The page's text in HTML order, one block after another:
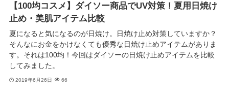
【100均コスメ】ダイソー商品でUV対策！夏用日焼け
止め・美肌アイテム比較
夏になると気になるのが日焼け。日焼け止め対策していますか？
そんなにお金をかけなくても優秀な日焼け止めアイテムがありま
す。それは100均！今回はダイソーの日焼け止めアイテムを比較
してみました。
2019年6月26日 66